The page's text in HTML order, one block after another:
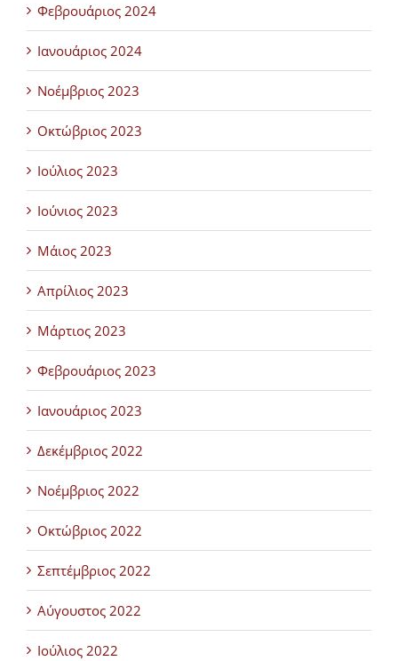
Φεβρουάριος 2024
Ιανουάριος 2024
Νοέμβριος 2023
Οκτώβριος 2023
Ιούλιος 2023
Ιούνιος 2023
Μάιος 2023
Απρίλιος 2023
Μάρτιος 2023
Φεβρουάριος 2023
Ιανουάριος 2023
Δεκέμβριος 2022
Νοέμβριος 2022
Οκτώβριος 2022
Σεπτέμβριος 2022
Αύγουστος 2022
Ιούλιος 2022